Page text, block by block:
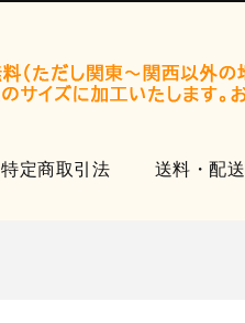
特定商取引法 送料・配送